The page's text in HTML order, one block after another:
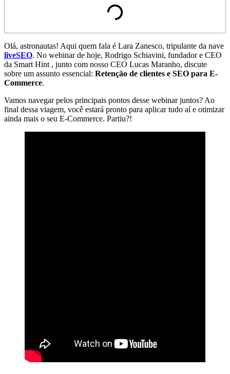
Olá, astronautas! Aqui quem fala é Lara Zanesco, tripulante da nave
liveSEO. No webinar de hoje, Rodrigo Schiavini, fundador e CEO
da Smart Hint , junto com nosso CEO Lucas Maranho, discute
sobre um assunto essencial: Retenção de clientes e SEO para E-
Commerce.
Vamos navegar pelos principais pontos desse webinar juntos? Ao
final dessa viagem, você estará pronto para aplicar tudo aí e otimizar
ainda mais o seu E-Commerce. Partiu?!